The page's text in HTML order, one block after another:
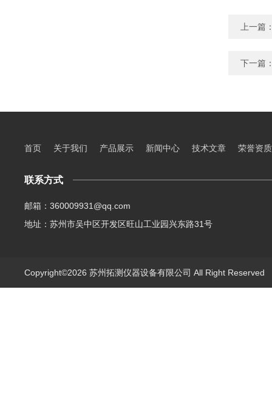
上一篇
下一篇
首页 关于我们 产品展示 新闻中心 技术文章 荣誉资质
联系方式
邮箱：360009931@qq.com
地址：苏州市吴中区开发区旺山工业园兴东路31号
Copyright©2026 苏州拓测仪器设备有限公司 All Right